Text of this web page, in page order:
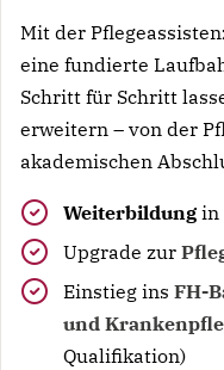
Mit der
eine fundierte
Schritt für Schritt
erweitern – von der
akademischen
Weiterbildung in
Upgrade zur
Einstieg ins FH-
und
Qualifikation)